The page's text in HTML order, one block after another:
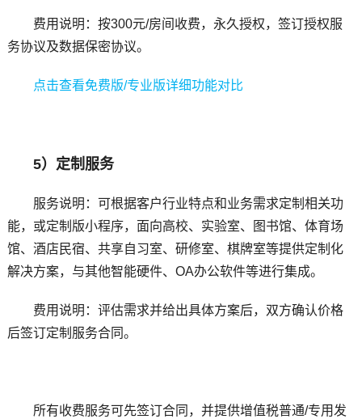
费用说明：按300元/房间收费，永久授权，签订授权服
务协议及数据保密协议。
点击查看免费版/专业版详细功能对比
5）定制服务
服务说明：可根据客户行业特点和业务需求定制相关功
能，或定制版小程序，面向高校、实验室、图书馆、体育场
馆、酒店民宿、共享自习室、研修室、棋牌室等提供定制化
解决方案，与其他智能硬件、OA办公软件等进行集成。
费用说明：评估需求并给出具体方案后，双方确认价格
后签订定制服务合同。
所有收费服务可先签订合同，并提供增值税普通/专用发